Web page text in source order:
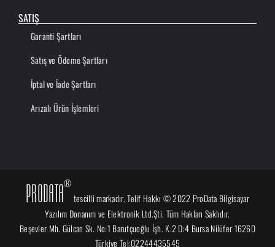
SATIŞ
Garanti Şartları
Satış ve Ödeme Şartları
İptal ve İade Şartları
Arızalı Ürün İşlemleri
ProData®
tescilli markadır. Telif Hakkı © 2022 ProData Bilgisayar
Yazılım Donanım ve Elektronik Ltd.Şti. Tüm Hakları Saklıdır.
Beşevler Mh. Gülcan Sk. No:1 Barutçuoğlu İşh. K:2 D:4 Bursa Nilüfer 16260
Türkiye Tel:02244435545